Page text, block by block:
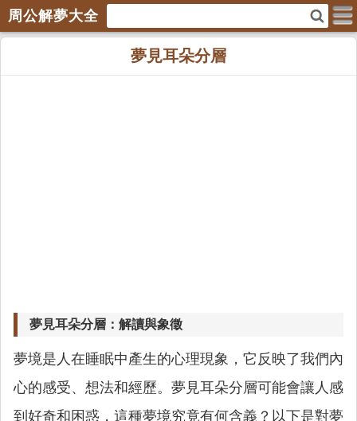
周公解夢大全
夢見耳朵分層
夢見耳朵分層：解讀與象徵
夢境是人在睡眠中產生的心理現象，它反映了我們內
心的感受、想法和經歷。夢見耳朵分層可能會讓人感
到好奇和困惑，這種夢境究竟有何含義？以下是對夢